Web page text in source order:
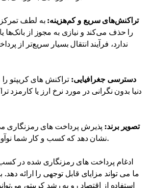
تراکنش‌های سریع و کم‌هزینه: به لطف
را حذف می‌کند و نیازی به مجوز از بانک‌ها
ندارد، فرآیند انتقال بسیار سریع‌تر از
دسترسی جغرافیایی: تراکنش های کریپتو
دنیا بدون نگرانی در مورد نرخ ارز یا کارمزد
تصویر برند: پذیرش پرداخت های رمزنگاری
نشان دهد که کسب و کار شما نوآورانه و آینده نگر است.
ادغام پرداخت های رمزنگاری شده در
استفاده از اقتصاد رو به رشد کریپتو،